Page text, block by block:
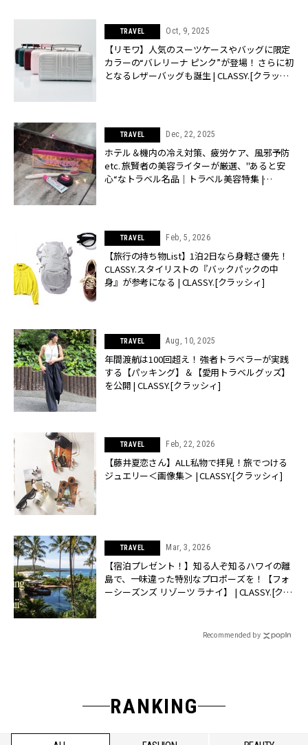
TRAVEL Oct, 9, 2025
【リモワ】人気のスーツケースやバッグに限定
カラーの“バレリーナ ピンク”が登場！ さらに初
となるレザーバッグも誕生 | CLASSY.[クラッシ
TRAVEL Dec, 22, 2025
ホテル＆機内の冷え対策、疲労ケア、風邪予防
etc. 旅賢者の美容ライターが厳選、"あると安
心“なトラベル名品｜トラベル美容特集 |
TRAVEL Feb, 5, 2026
【旅行の持ち物List】1泊2日なら身軽さ優先！
CLASSY.スタイリストの『バックパックの中
身』が参考になる | CLASSY.[クラッシィ]
TRAVEL Aug, 10, 2025
年間渡航は100回超え！ 強者トラベラーが実践
する【パッキング】＆【愛用トラベルグッズ】
を公開 | CLASSY.[クラッシィ]
TRAVEL Feb, 22, 2026
【藤井夏恋さん】ALL私物で拝見！旅でつける
ジュエリー＜画像集＞ | CLASSY.[クラッシィ]
TRAVEL Mar, 3, 2026
【宿泊プレゼント！】知る人ぞ知るハワイの離
島で、一味違った特別なプロポーズを！【フォ
ーシーズンズ リゾーツ ラナイ】 | CLASSY.[クラ
Recommended by
RANKING